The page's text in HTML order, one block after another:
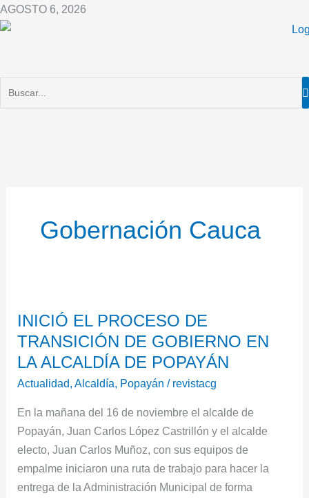
Ir
al
AGOSTO 6, 2026
Gobernación Cauca
INICIÓ EL PROCESO DE
TRANSICIÓN DE GOBIERNO EN
LA ALCALDÍA DE POPAYÁN
Actualidad,Alcaldía, Popayán / revistacg
​​​​En la mañana del 16 de noviembre el alcalde de
Popayán, Juan Carlos López Castrillón y el alcalde
electo, Juan Carlos Muñoz, con sus equipos de
empalme iniciaron una ruta de trabajo para hacer la
entrega de la Administración Municipal de forma
EL
PROCESO
DE
TRANSICIÓN
GOBIERNO
EN
LA
ALCALDÍA
DE